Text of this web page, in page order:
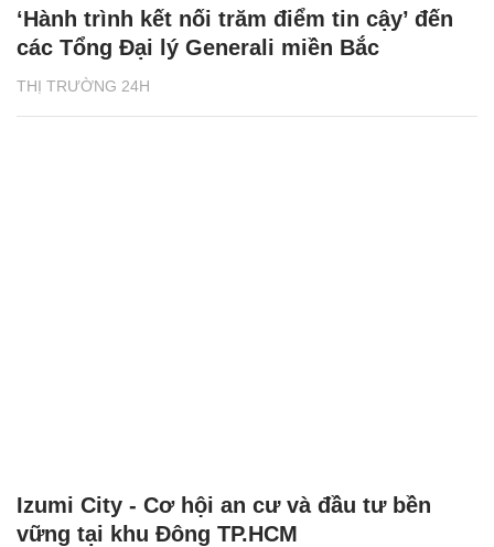
THỊ TRƯỜNG 24H
‘Hành trình kết nối trăm điểm tin cậy’ đến
các Tổng Đại lý Generali miền Bắc
Izumi City - Cơ hội an cư và đầu tư bền
vững tại khu Đông TP.HCM